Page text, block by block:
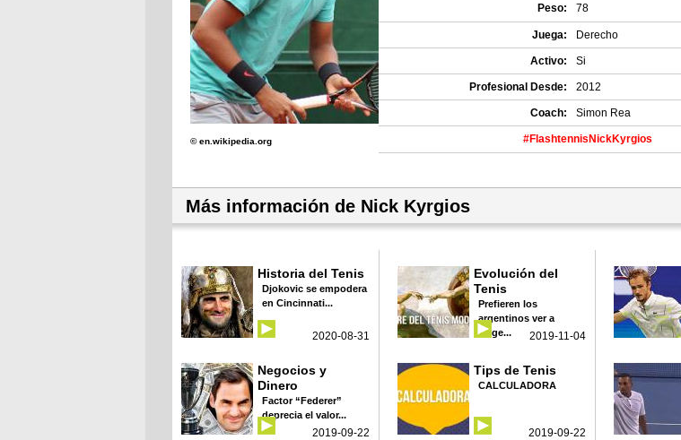
© en.wikipedia.org
Peso: 78
Juega: Derecho
Activo: Si
Profesional Desde: 2012
Coach: Simon Rea
#FlashtennisNickKyrgios
Más información de Nick Kyrgios
Historia del Tenis
Djokovic se empodera
en Cincinnati...
2020-08-31
Evolución del
Tenis
Prefieren los
argentinos ver a
Roge...
2019-11-04
Negocios y
Dinero
Factor “Federer”
deprecia el valor...
2019-09-22
Tips de Tenis
CALCULADORA
2019-09-22